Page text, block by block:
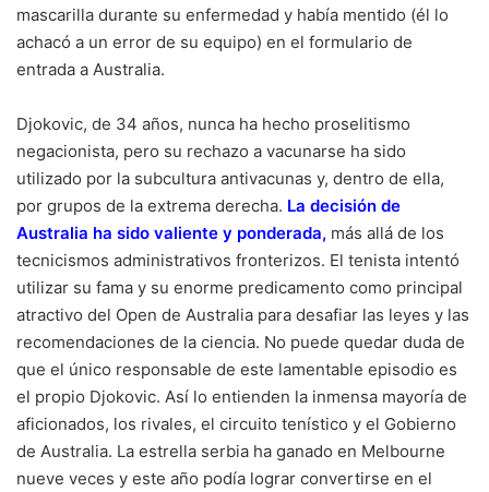
mascarilla durante su enfermedad y había mentido (él lo
achacó a un error de su equipo) en el formulario de
entrada a Australia.
Djokovic, de 34 años, nunca ha hecho proselitismo
negacionista, pero su rechazo a vacunarse ha sido
utilizado por la subcultura antivacunas y, dentro de ella,
por grupos de la extrema derecha. La decisión de
Australia ha sido valiente y ponderada, más allá de los
tecnicismos administrativos fronterizos. El tenista intentó
utilizar su fama y su enorme predicamento como principal
atractivo del Open de Australia para desafiar las leyes y las
recomendaciones de la ciencia. No puede quedar duda de
que el único responsable de este lamentable episodio es
el propio Djokovic. Así lo entienden la inmensa mayoría de
aficionados, los rivales, el circuito tenístico y el Gobierno
de Australia. La estrella serbia ha ganado en Melbourne
nueve veces y este año podía lograr convertirse en el